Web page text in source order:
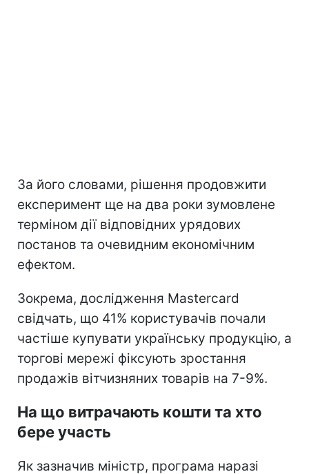
За його словами, рішення продовжити
експеримент ще на два роки зумовлене
терміном дії відповідних урядових
постанов та очевидним економічним
ефектом.
Зокрема, дослідження Mastercard
свідчать, що 41% користувачів почали
частіше купувати українську продукцію, а
торгові мережі фіксують зростання
продажів вітчизняних товарів на 7-9%.
На що витрачають кошти та хто
бере участь
Як зазначив міністр, програма наразі